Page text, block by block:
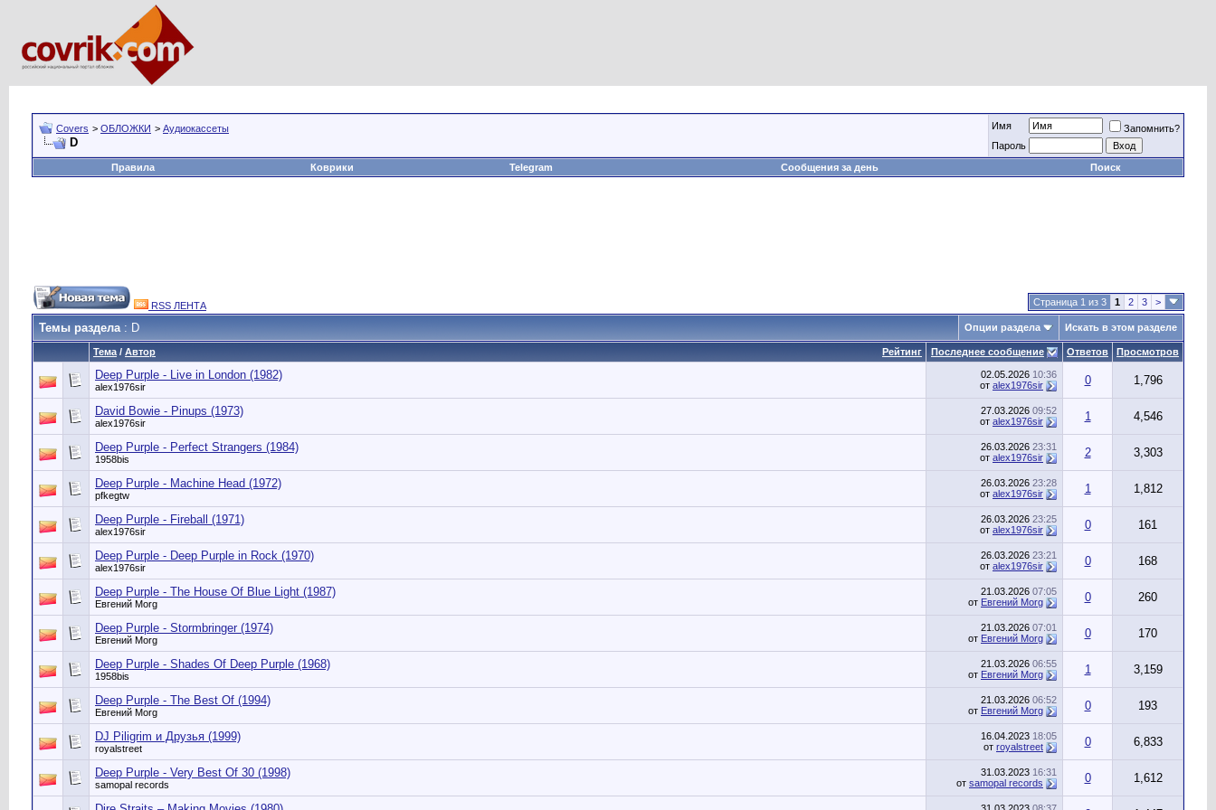
Covers > ОБЛОЖКИ > Аудиокассеты
D
Имя
Запомнить?
Пароль
Правила
Коврики Telegram Сообщения за день Поиск
RSS ЛЕНТА Страница 1 из 3 1 2 3 >
Темы раздела: D Опции раздела Искать в этом разделе
Рейтинг
Тема / Автор Последнее сообщение Ответов Просмотров
Deep Purple - Live in London (1982)
alex1976sir
02.05.2026 10:36
от alex1976sir 0 1,796
David Bowie - Pinups (1973)
alex1976sir
27.03.2026 09:52
от alex1976sir 1 4,546
Deep Purple - Perfect Strangers (1984)
1958bis
26.03.2026 23:31
от alex1976sir 2 3,303
Deep Purple - Machine Head (1972)
pfkegtw
26.03.2026 23:28
от alex1976sir 1 1,812
Deep Purple - Fireball (1971)
alex1976sir
26.03.2026 23:25
от alex1976sir 0 161
Deep Purple - Deep Purple in Rock (1970)
alex1976sir
26.03.2026 23:21
от alex1976sir 0 168
Deep Purple - The House Of Blue Light (1987)
Евгений Morg
21.03.2026 07:05
от Евгений Morg 0 260
Deep Purple - Stormbringer (1974)
Евгений Morg
21.03.2026 07:01
от Евгений Morg 0 170
Deep Purple - Shades Of Deep Purple (1968)
1958bis
21.03.2026 06:55
от Евгений Morg 1 3,159
Deep Purple - The Best Of (1994)
Евгений Morg
21.03.2026 06:52
от Евгений Morg 0 193
DJ Piligrim и Друзья (1999)
royalstreet
16.04.2023 18:05
от royalstreet 0 6,833
Deep Purple - Very Best Of 30 (1998)
samopal records
31.03.2023 16:31
от samopal records 0 1,612